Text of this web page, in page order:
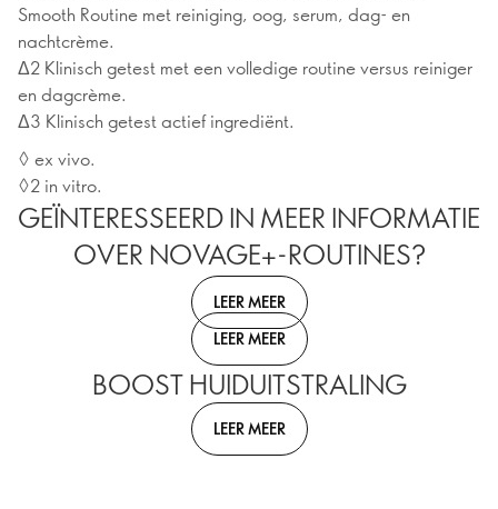
Smooth Routine met reiniging, oog, serum, dag- en
nachtcrème.
Δ2 Klinisch getest met een volledige routine versus reiniger
en dagcrème.
Δ3 Klinisch getest actief ingrediënt.
◊ ex vivo.
◊2 in vitro.
GEÏNTERESSEERD IN MEER INFORMATIE
OVER NOVAGE+-ROUTINES?
LEER MEER
LEER MEER
BOOST HUIDUITSTRALING
LEER MEER